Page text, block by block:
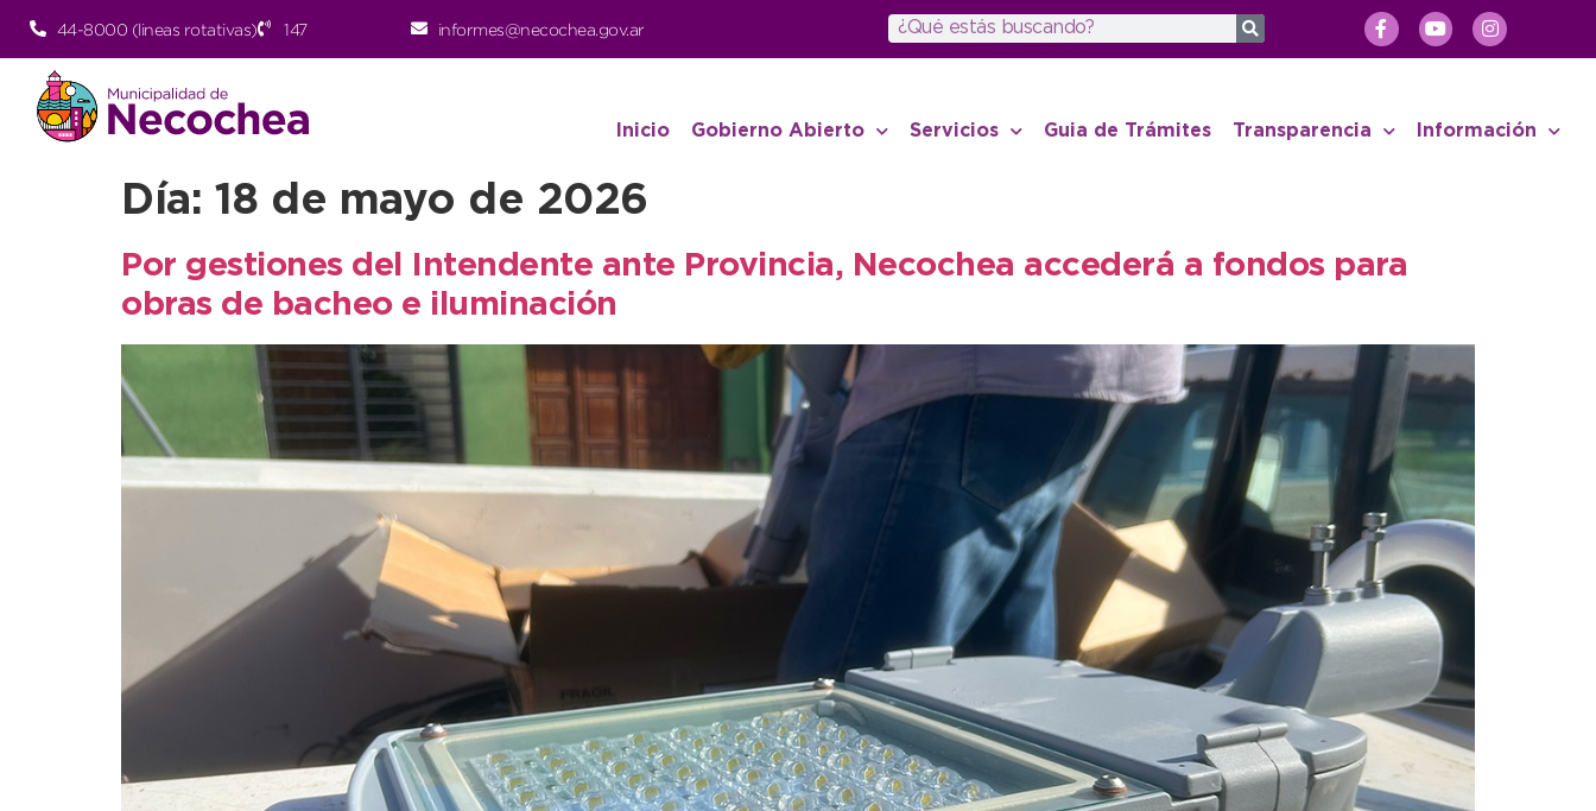
44-8000 (lineas rotativas) 147 informes@necochea.gov.ar
Inicio Gobierno Abierto Servicios Guia de Trámites Transparencia Información
Día: 18 de mayo de 2026
Por gestiones del Intendente ante Provincia, Necochea accederá a fondos para
obras de bacheo e iluminación